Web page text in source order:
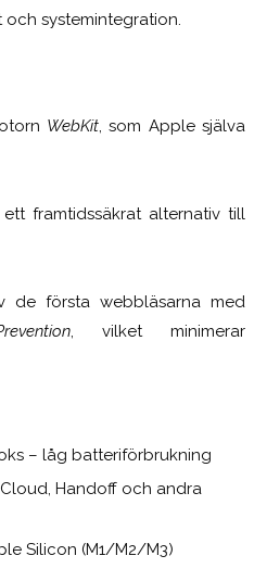
systemintegration.
WebKit, som Apple själva
ett framtidssäkrat alternativ till
de första webbläsarna med
, vilket minimerar
– låg batteriförbrukning
Handoff och andra
Silicon (M1/M2/M3)